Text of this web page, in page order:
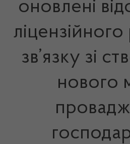
оновлені
зв’язку зі
нового